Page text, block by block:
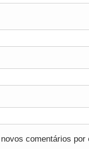
comentários por